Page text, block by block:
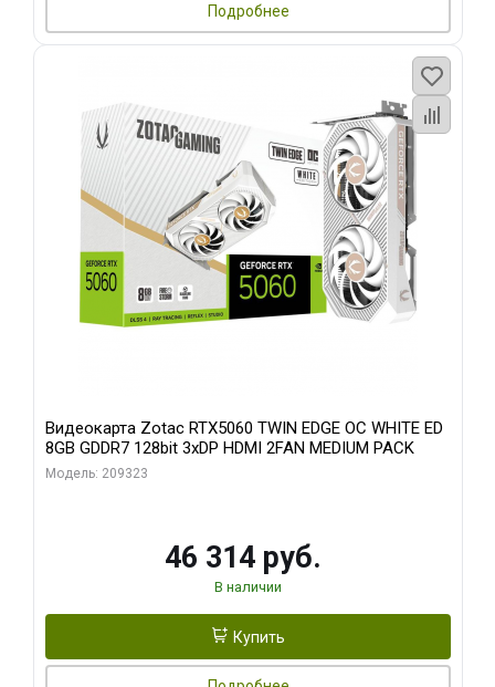
Подробнее
Видеокарта Zotac RTX5060 TWIN EDGE OC WHITE ED
8GB GDDR7 128bit 3xDP HDMI 2FAN MEDIUM PACK
Модель: 209323
46 314 руб.
В наличии
Купить